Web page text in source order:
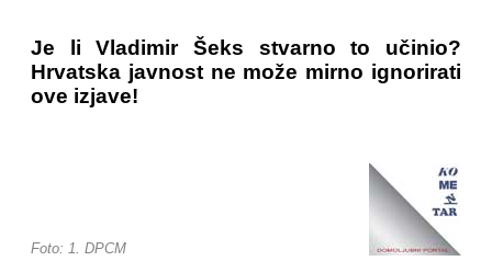
Je li Vladimir Šeks stvarno to učinio?
Hrvatska javnost ne može mirno ignorirati
ove izjave!
Foto: 1. DPCM